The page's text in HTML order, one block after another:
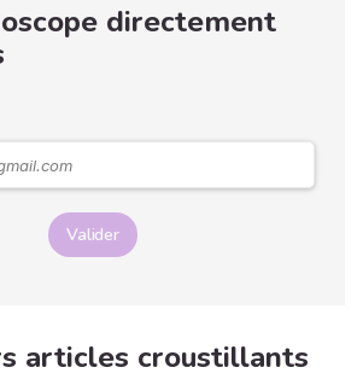
naissance, elles jouent un
rôle très important pour
directement
Valider
articles croustillants